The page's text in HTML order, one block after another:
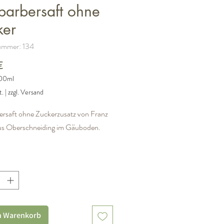
ohne
134
Preis
| zzgl. Versand
ohne Zuckerzusatz von Franz
Oberschneiding im Gäuboden.
Warenkorb